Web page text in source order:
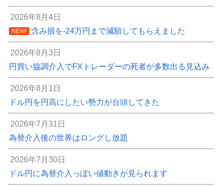
2026年8月4日
NEW! 含み損を-24万円まで減額してもらえました
2026年8月3日
円買い協調介入でFXトレーダーの死者が多数出る見込み
2026年8月1日
ドル円を円高にしたい勢力が台頭してきた
2026年7月31日
為替介入後の世界はロングし放題
2026年7月30日
ドル円に為替介入っぽい値動きが見られます